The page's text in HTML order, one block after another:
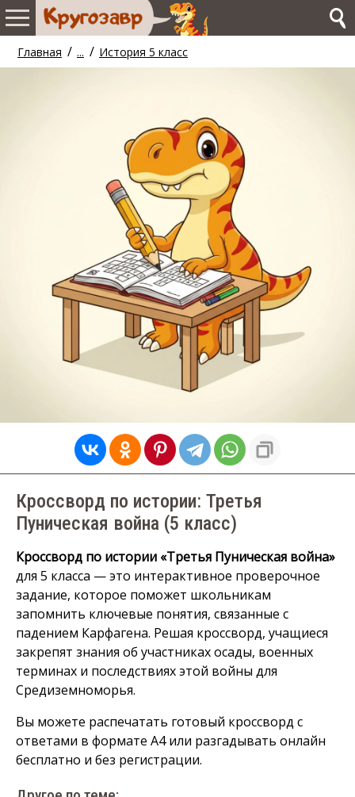
Главная / ... / История 5 класс
Кроссворд по истории: Третья
Пуническая война (5 класс)
Кроссворд по истории «Третья Пуническая война»
для 5 класса — это интерактивное проверочное
задание, которое поможет школьникам
запомнить ключевые понятия, связанные с
падением Карфагена. Решая кроссворд, учащиеся
закрепят знания об участниках осады, военных
терминах и последствиях этой войны для
Средиземноморья.
Вы можете распечатать готовый кроссворд с
ответами в формате А4 или разгадывать онлайн
бесплатно и без регистрации.